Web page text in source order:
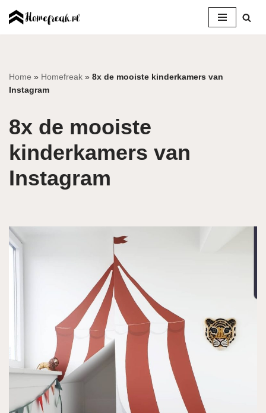
inhoud
Home » Homefreak » 8x de mooiste kinderkamers van
Instagram
8x de mooiste
kinderkamers van
Instagram